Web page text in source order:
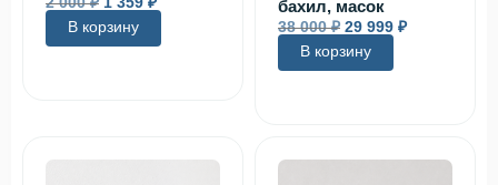
В корзину
бахил, масок
38 000₽ 29 999 ₽
В корзину